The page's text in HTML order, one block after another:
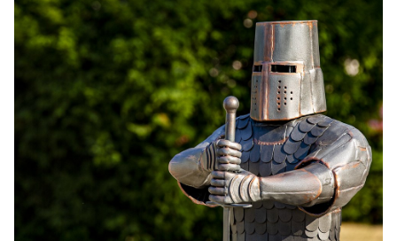
BUCK Tourist hostel
Accommodation with favorable prices and
convenient location in Tornaľa
Find more